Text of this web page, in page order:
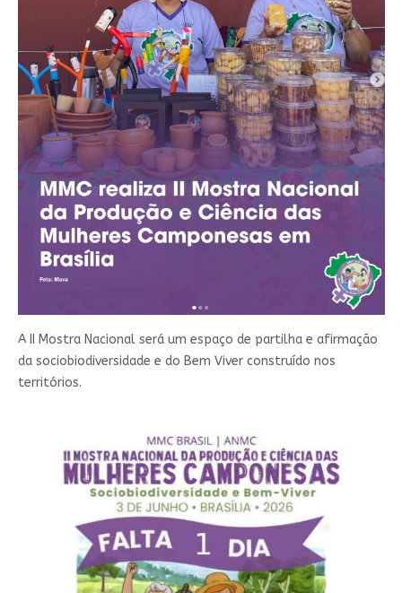
A II Mostra Nacional será um espaço de partilha e afirmação
da sociobiodiversidade e do Bem Viver construído nos
territórios.